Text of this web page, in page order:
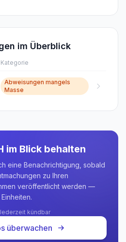
im Überblick
Kategorie
Abweisungen mangels
Masse
im Blick behalten
eine Benachrichtigung, sobald
zu Ihren
veröffentlicht werden —
kündbar
überwachen